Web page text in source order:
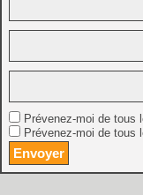
Prévenez-moi de tous
Prévenez-moi de tous